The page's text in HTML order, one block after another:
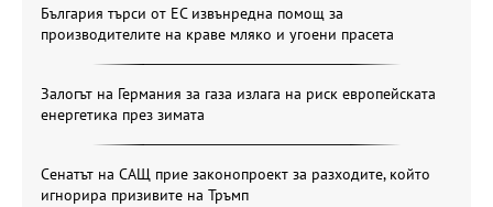
България търси от ЕС извънредна помощ за
производителите на краве мляко и угоени прасета
Залогът на Германия за газа излага на риск европейската
енергетика през зимата
Сенатът на САЩ прие законопроект за разходите, който
игнорира призивите на Тръмп